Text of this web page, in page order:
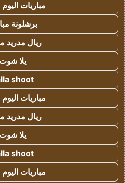
مباريات
برشلونة
ريال مدريد
يلا شوت
shoot
مباريات
ريال مدريد
يلا شوت
shoot
مباريات